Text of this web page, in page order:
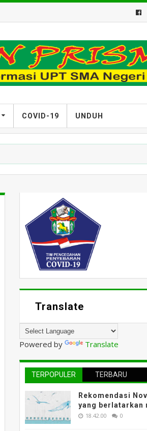
COVID-19 UNDUH
Translate
Powered by Translate
TERPOPULER TERBARU
Rekomendasi
yang berlatarkan
18.42.00 0